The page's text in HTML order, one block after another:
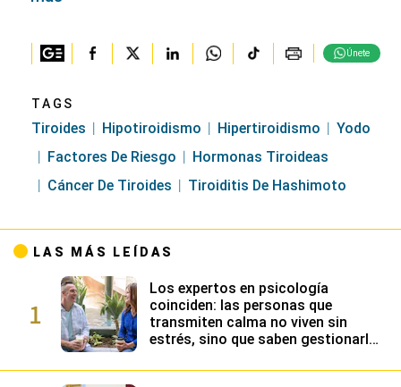
Únete
TAGS
Tiroides Hipotiroidismo Hipertiroidismo
Yodo
Factores De Riesgo
Hormonas Tiroideas
Cáncer De Tiroides
Tiroiditis De Hashimoto
LAS MÁS LEÍDAS
1
Los expertos en psicología
coinciden: las personas que
transmiten calma no viven sin
estrés, sino que saben gestionarlo
emocional